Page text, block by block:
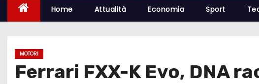
Home Attualità Economia Sport
MOTORI
Ferrari FXX-K Evo, DNA